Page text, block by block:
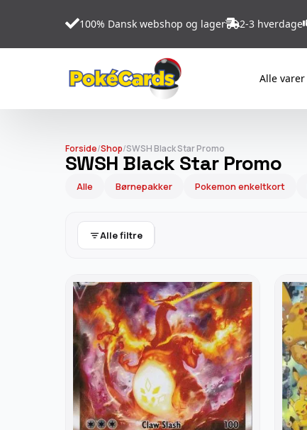
100% Dansk webshop og lager 2-3 hverdage
Alle varer
Forside/Shop/SWSH Black Star Promo
SWSH Black Star Promo
Alle Børnepakker Pokemon enkeltkort
Alle filtre